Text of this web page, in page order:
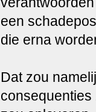
een
die erna
Dat zou